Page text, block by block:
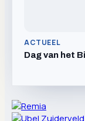
ACTUEEL
Dag van het